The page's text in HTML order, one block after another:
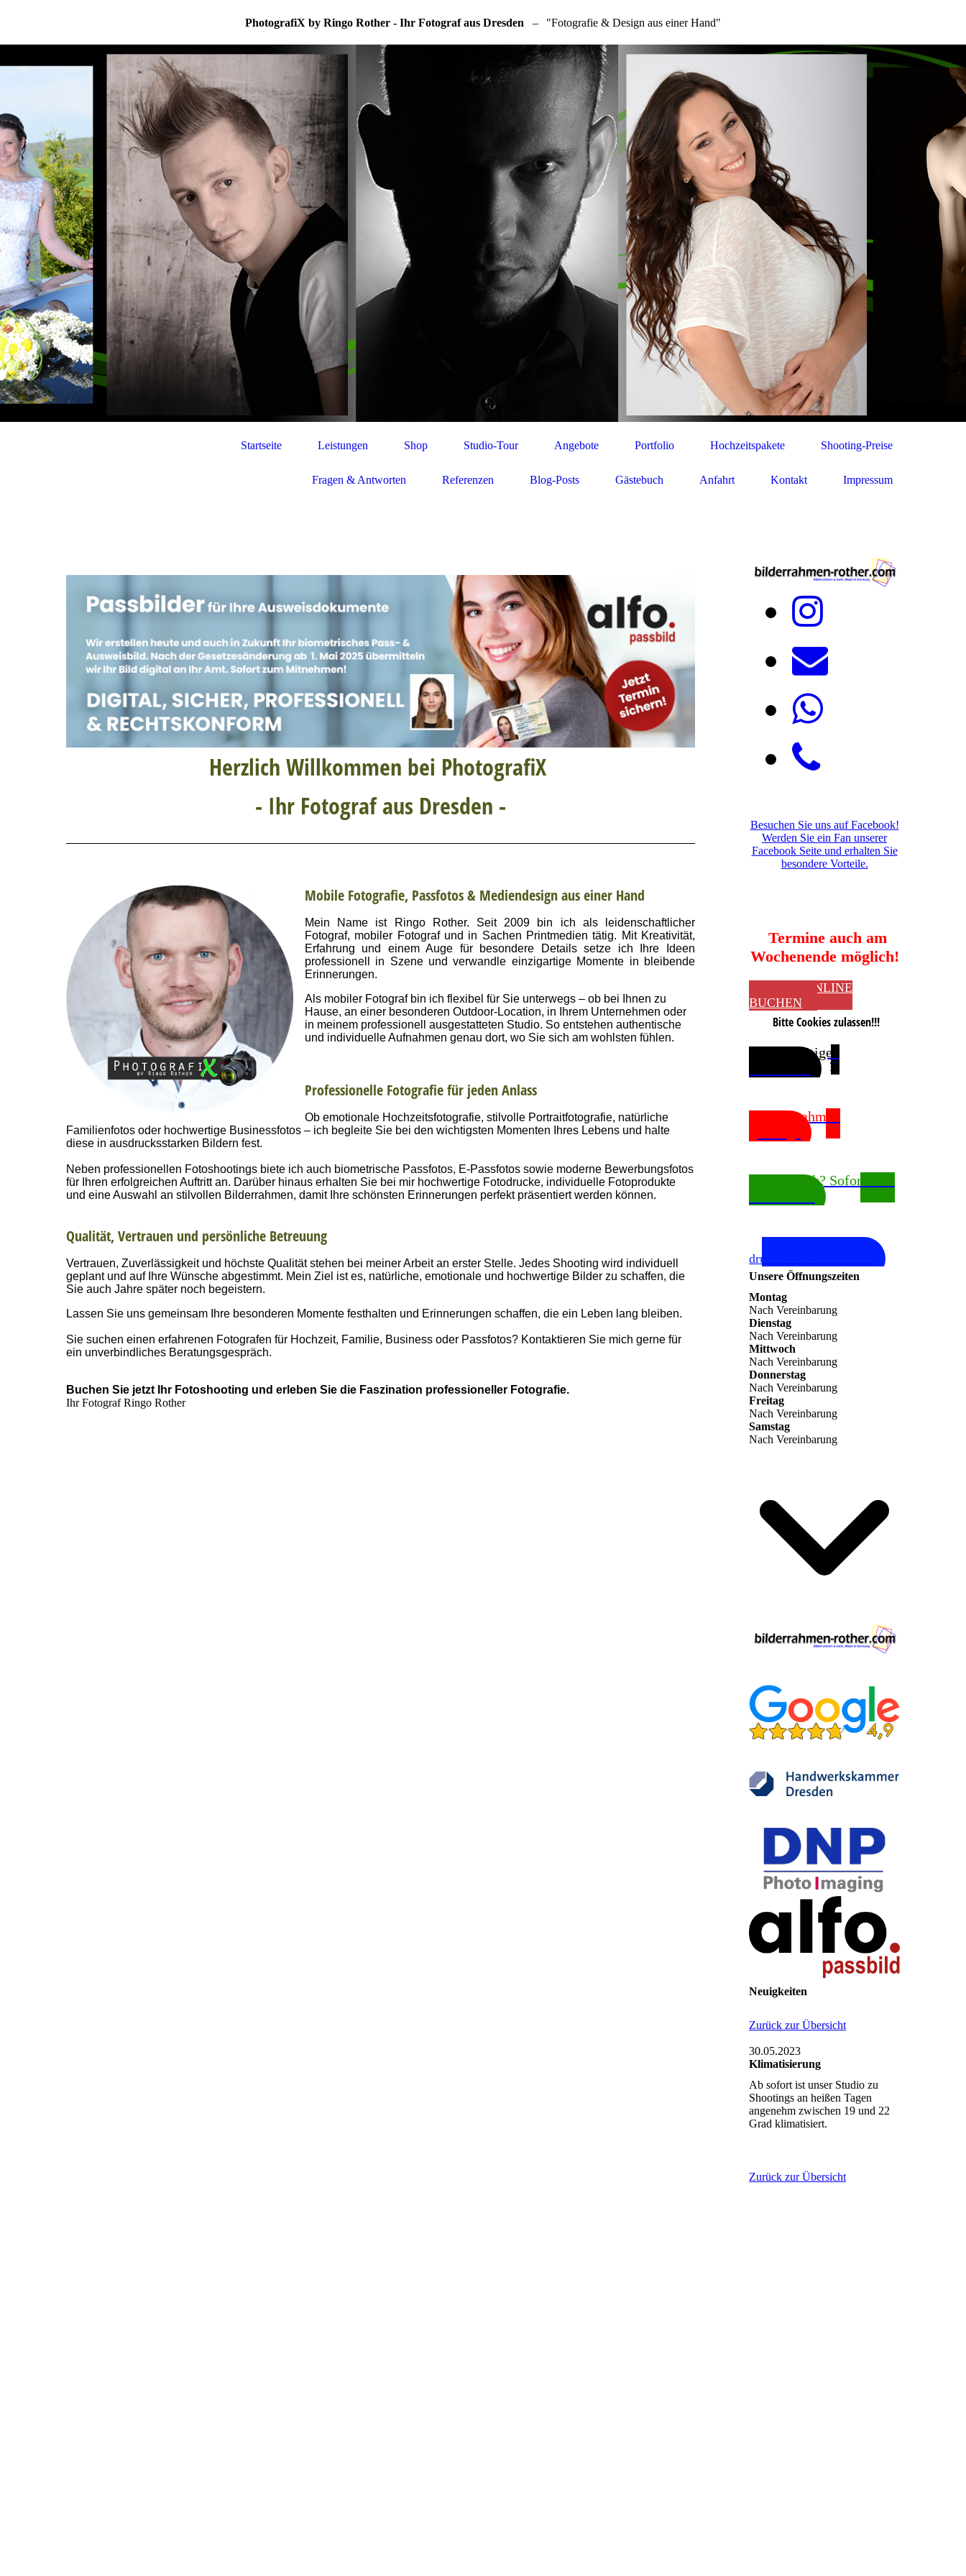
PhotografiX by Ringo Rother - Ihr Fotograf aus Dresden – "Fotografie & Design aus einer Hand"
Startseite Leistungen Shop Studio-Tour Angebote Portfolio Hochzeitspakete Shooting-Preise
Fragen & Antworten Referenzen Blog-Posts Gästebuch Anfahrt Kontakt Impressum
Herzlich Willkommen bei PhotografiX
- Ihr Fotograf aus Dresden -
Mobile Fotografie, Passfotos & Mediendesign aus einer Hand
Mein Name ist Ringo Rother. Seit 2009 bin ich als leidenschaftlicher
Fotograf, mobiler Fotograf und in Sachen Printmedien tätig. Mit Kreativität,
Erfahrung und einem Auge für besondere Details setze ich Ihre Ideen
professionell in Szene und verwandle einzigartige Momente in bleibende
Erinnerungen.
Als mobiler Fotograf bin ich flexibel für Sie unterwegs – ob bei Ihnen zu
Hause, an einer besonderen Outdoor-Location, in Ihrem Unternehmen oder
in meinem professionell ausgestatteten Studio. So entstehen authentische
und individuelle Aufnahmen genau dort, wo Sie sich am wohlsten fühlen.
Professionelle Fotografie für jeden Anlass
Ob emotionale Hochzeitsfotografie, stilvolle Portraitfotografie, natürliche
Familienfotos oder hochwertige Businessfotos – ich begleite Sie bei den wichtigsten Momenten Ihres Lebens und halte
diese in ausdrucksstarken Bildern fest.
Neben professionellen Fotoshootings biete ich auch biometrische Passfotos, E-Passfotos sowie moderne Bewerbungsfotos
für Ihren erfolgreichen Auftritt an. Darüber hinaus erhalten Sie bei mir hochwertige Fotodrucke, individuelle Fotoprodukte
und eine Auswahl an stilvollen Bilderrahmen, damit Ihre schönsten Erinnerungen perfekt präsentiert werden können.
Qualität, Vertrauen und persönliche Betreuung
Vertrauen, Zuverlässigkeit und höchste Qualität stehen bei meiner Arbeit an erster Stelle. Jedes Shooting wird individuell
geplant und auf Ihre Wünsche abgestimmt. Mein Ziel ist es, natürliche, emotionale und hochwertige Bilder zu schaffen, die
Sie auch Jahre später noch begeistern.
Lassen Sie uns gemeinsam Ihre besonderen Momente festhalten und Erinnerungen schaffen, die ein Leben lang bleiben.
Sie suchen einen erfahrenen Fotografen für Hochzeit, Familie, Business oder Passfotos? Kontaktieren Sie mich gerne für
ein unverbindliches Beratungsgespräch.
Buchen Sie jetzt Ihr Fotoshooting und erleben Sie die Faszination professioneller Fotografie.
Ihr FotografRingo Rother
Besuchen Sie uns auf Facebook!
Werden Sie ein Fan unserer
Facebook Seite und erhalten Sie
besondere Vorteile.
Termine auch am
Wochenende möglich!
JETZT ONLINE
BUCHEN
Bitte Cookies zulassen!!!
Sie benötigen
Bilderrahmen
Fotodruck? Sofort zum
drucker-kalibrieren.com
Unsere Öffnungszeiten
Montag
Nach Vereinbarung
Dienstag
Nach Vereinbarung
Mittwoch
Nach Vereinbarung
Donnerstag
Nach Vereinbarung
Freitag
Nach Vereinbarung
Samstag
Nach Vereinbarung
Neuigkeiten
Zurück zur Übersicht
30.05.2023
Klimatisierung
Ab sofort ist unser Studio zu
Shootings an heißen Tagen
angenehm zwischen 19 und 22
Grad klimatisiert.
Zurück zur Übersicht